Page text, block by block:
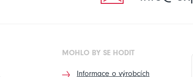
MOHLO BY SE HODIT
Informace o výrobcích